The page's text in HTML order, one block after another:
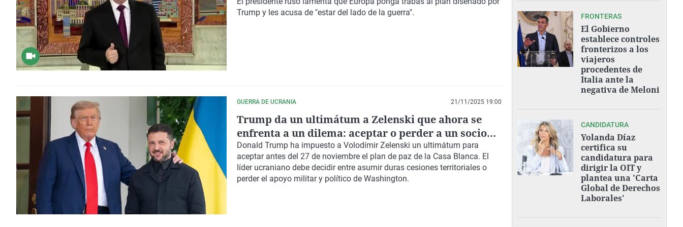
Trump y les acusa de "estar del lado de la guerra".
GUERRA DE UCRANIA 21/11/2025 19:00
Trump da un ultimátum a Zelenski que ahora se
enfrenta a un dilema: aceptar o perder a un socio
clave
Donald Trump ha impuesto a Volodímir Zelenski un ultimátum para
aceptar antes del 27 de noviembre el plan de paz de la Casa Blanca. El
líder ucraniano debe decidir entre asumir duras cesiones territoriales o
perder el apoyo militar y político de Washington.
FRONTERAS
El Gobierno
establece controles
fronterizos a los
viajeros
procedentes de
Italia ante la
negativa de Meloni
CANDIDATURA
Yolanda Díaz
certifica su
candidatura para
dirigir la OIT y
plantea una 'Carta
Global de Derechos
Laborales'